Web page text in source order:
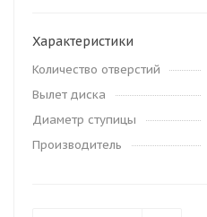
Характеристики
Количество отверстий
Вылет диска
Диаметр ступицы
Производитель